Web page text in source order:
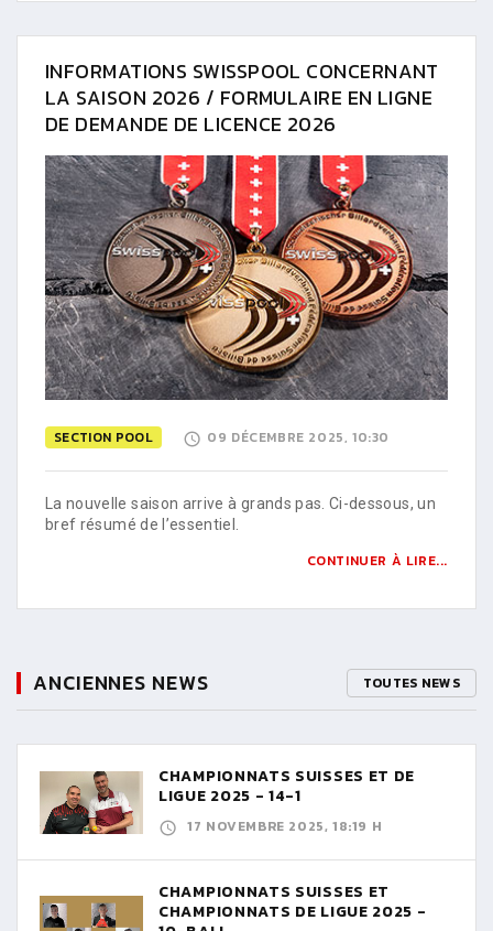
INFORMATIONS SWISSPOOL CONCERNANT
LA SAISON 2026 / FORMULAIRE EN LIGNE
DE DEMANDE DE LICENCE 2026
SECTION POOL 09 DÉCEMBRE 2025, 10:30
La nouvelle saison arrive à grands pas. Ci-dessous, un
bref résumé de l’essentiel.
CONTINUER À LIRE...
ANCIENNES NEWS TOUTES NEWS
CHAMPIONNATS SUISSES ET DE
LIGUE 2025 - 14-1
17 NOVEMBRE 2025, 18:19 H
CHAMPIONNATS SUISSES ET
CHAMPIONNATS DE LIGUE 2025 -